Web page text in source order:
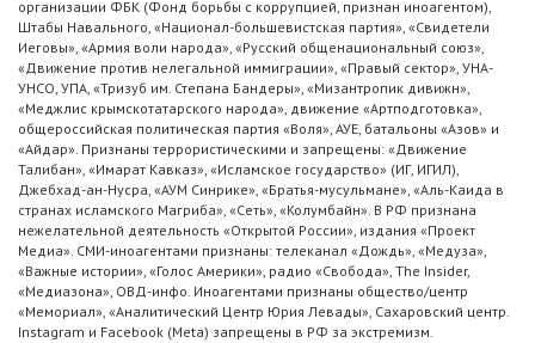
организации ФБК (Фонд борьбы с коррупцией, признан иноагентом),
Штабы Навального, «Национал-большевистская партия», «Свидетели
Иеговы», «Армия воли народа», «Русский общенациональный союз»,
«Движение против нелегальной иммиграции», «Правый сектор», УНА-
УНСО, УПА, «Тризуб им. Степана Бандеры», «Мизантропик дивижн»,
«Меджлис крымскотатарского народа», движение «Артподготовка»,
общероссийская политическая партия «Воля», АУЕ, батальоны «Азов» и
«Айдар». Признаны террористическими и запрещены: «Движение
Талибан», «Имарат Кавказ», «Исламское государство» (ИГ, ИГИЛ),
Джебхад-ан-Нусра, «АУМ Синрике», «Братья-мусульмане», «Аль-Каида в
странах исламского Магриба», «Сеть», «Колумбайн». В РФ признана
нежелательной деятельность «Открытой России», издания «Проект
Медиа». СМИ-иноагентами признаны: телеканал «Дождь», «Медуза»,
«Важные истории», «Голос Америки», радио «Свобода», The Insider,
«Медиазона», ОВД-инфо. Иноагентами признаны общество/центр
«Мемориал», «Аналитический Центр Юрия Левады», Сахаровский центр.
Instagram и Facebook (Metа) запрещены в РФ за экстремизм.